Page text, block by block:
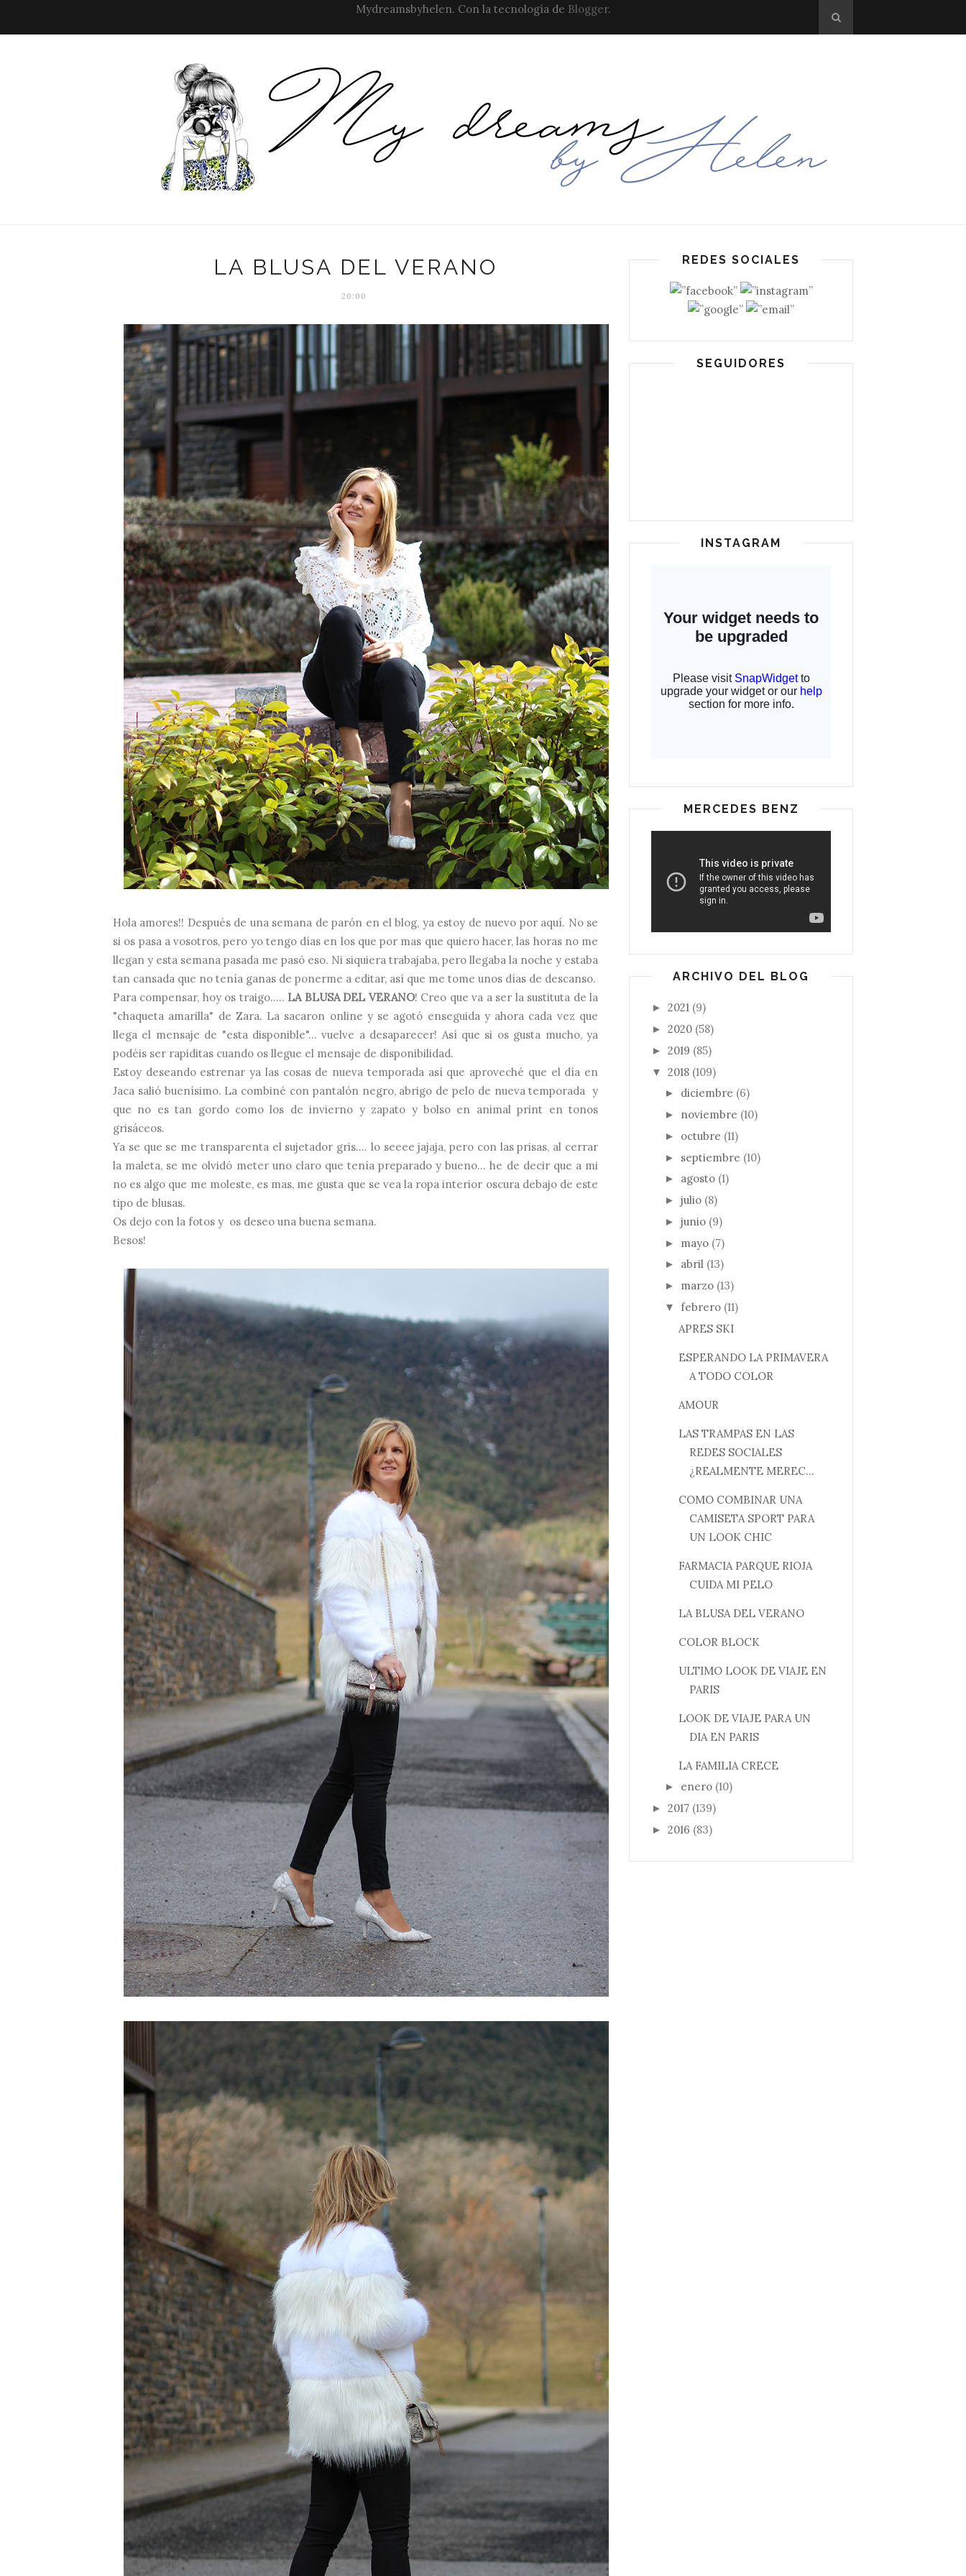
Mydreamsbyhelen. Con la tecnología de Blogger.
LA BLUSA DEL VERANO
20:00
Hola amores!! Después de una semana de parón en el blog, ya estoy de nuevo por aquí. No se
si os pasa a vosotros, pero yo tengo días en los que por mas que quiero hacer, las horas no me
llegan y esta semana pasada me pasó eso. Ni siquiera trabajaba, pero llegaba la noche y estaba
tan cansada que no tenía ganas de ponerme a editar, así que me tome unos días de descanso.
Para compensar, hoy os traigo..... LA BLUSA DEL VERANO! Creo que va a ser la sustituta de la
"chaqueta amarilla" de Zara. La sacaron online y se agotó enseguida y ahora cada vez que
llega el mensaje de "esta disponible"... vuelve a desaparecer! Así que si os gusta mucho, ya
podéis ser rapiditas cuando os llegue el mensaje de disponibilidad.
Estoy deseando estrenar ya las cosas de nueva temporada así que aproveché que el día en
Jaca salió buenísimo. La combiné con pantalón negro, abrigo de pelo de nueva temporada y
que no es tan gordo como los de invierno y zapato y bolso en animal print en tonos
grisáceos.
Ya se que se me transparenta el sujetador gris.... lo seeee jajaja, pero con las prisas, al cerrar
la maleta, se me olvidó meter uno claro que tenía preparado y bueno... he de decir que a mi
no es algo que me moleste, es mas, me gusta que se vea la ropa interior oscura debajo de este
tipo de blusas.
Os dejo con la fotos y os deseo una buena semana.
Besos!
REDES SOCIALES
SEGUIDORES
INSTAGRAM
MERCEDES BENZ
ARCHIVO DEL BLOG
► 2021 (9)
► 2020 (58)
► 2019 (85)
▼ 2018 (109)
► diciembre (6)
► noviembre (10)
► octubre (11)
► septiembre (10)
► agosto (1)
► julio (8)
► junio (9)
► mayo (7)
► abril (13)
► marzo (13)
▼ febrero (11)
APRES SKI
ESPERANDO LA PRIMAVERA
A TODO COLOR
AMOUR
LAS TRAMPAS EN LAS
REDES SOCIALES
¿REALMENTE MEREC...
COMO COMBINAR UNA
CAMISETA SPORT PARA
UN LOOK CHIC
FARMACIA PARQUE RIOJA
CUIDA MI PELO
LA BLUSA DEL VERANO
COLOR BLOCK
ULTIMO LOOK DE VIAJE EN
PARIS
LOOK DE VIAJE PARA UN
DIA EN PARIS
LA FAMILIA CRECE
► enero (10)
► 2017 (139)
► 2016 (83)